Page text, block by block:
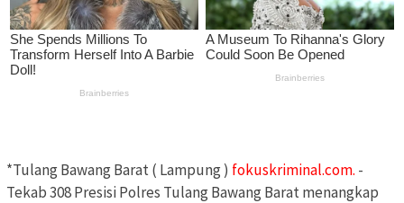
*Tulang Bawang Barat ( Lampung ) fokuskriminal.com. -
Tekab 308 Presisi Polres Tulang Bawang Barat menangkap